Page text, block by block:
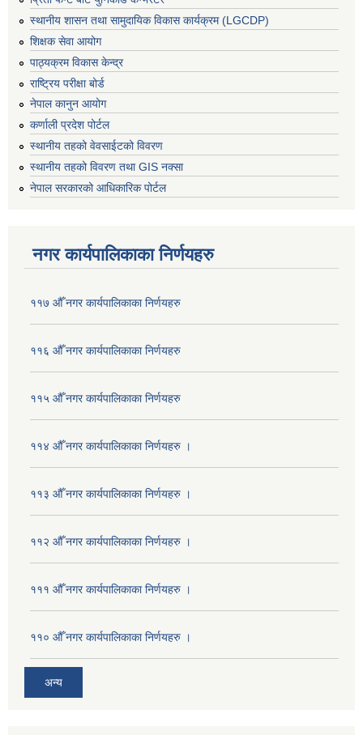
स्थानीय शासन तथा सामुदायिक विकास कार्यक्रम (LGCDP)
शिक्षक सेवा आयोग
पाठ्यक्रम विकास केन्द्र
राष्ट्रिय परीक्षा बोर्ड
नेपाल कानुन आयोग
कर्णाली प्रदेश पोर्टल
स्थानीय तहको वेवसाईटको विवरण
स्थानीय तहको विवरण तथा GIS नक्सा
नेपाल सरकारको आधिकारिक पोर्टल
नगर कार्यपालिकाका निर्णयहरु
११७ औँ नगर कार्यपालिकाका निर्णयहरु
११६ औँ नगर कार्यपालिकाका निर्णयहरु
११५ औँ नगर कार्यपालिकाका निर्णयहरु
११४ औँ नगर कार्यपालिकाका निर्णयहरु ।
११३ औँ नगर कार्यपालिकाका निर्णयहरु ।
११२ औँ नगर कार्यपालिकाका निर्णयहरु ।
१११ औँ नगर कार्यपालिकाका निर्णयहरु ।
११० औँ नगर कार्यपालिकाका निर्णयहरु ।
अन्य